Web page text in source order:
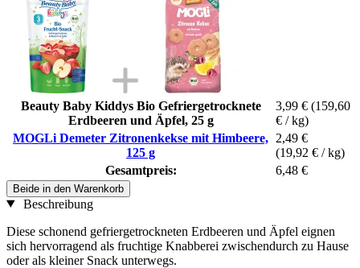
Beauty Baby Kiddys Bio Gefriergetrocknete
Erdbeeren und Äpfel, 25 g
3,99 € (159,60
€ / kg)
MOGLi Demeter Zitronenkekse mit Himbeere,
125 g
2,49 €
(19,92 € / kg)
Gesamtpreis:
6,48 €
Beide in den Warenkorb
Beschreibung
Diese schonend gefriergetrockneten Erdbeeren und Äpfel eignen
sich hervorragend als fruchtige Knabberei zwischendurch zu Hause
oder als kleiner Snack unterwegs.